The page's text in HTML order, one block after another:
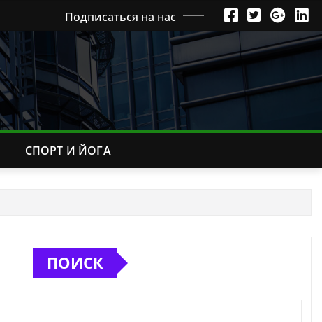
Подписаться на нас
СПОРТ И ЙОГА
ПОИСК